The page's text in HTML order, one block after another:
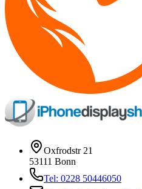
Oxfrodstr 21
53111 Bonn
Tel: 0228 50446050